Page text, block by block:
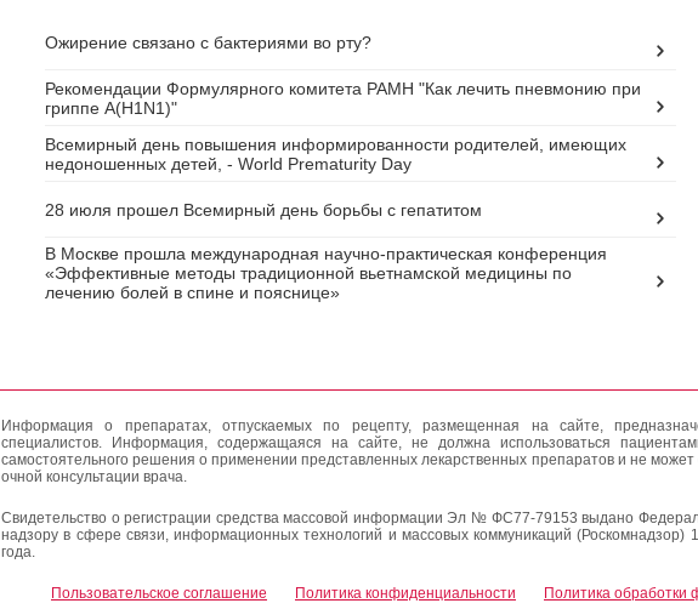
Ожирение связано с бактериями во рту?
Рекомендации Формулярного комитета РАМН "Как лечить пневмонию при
гриппе A(H1N1)"
Всемирный день повышения информированности родителей, имеющих
недоношенных детей, - World Prematurity Day
28 июля прошел Всемирный день борьбы с гепатитом
В Москве прошла международная научно-практическая конференция
«Эффективные методы традиционной вьетнамской медицины по
лечению болей в спине и пояснице»
Информация о препаратах, отпускаемых по рецепту, размещенная на сайте,
специалистов. Информация, содержащаяся на сайте, не должна использоваться
самостоятельного решения о применении представленных лекарственных препаратов и не может
очной консультации врача.
Свидетельство о регистрации средства массовой информации Эл № ФС77-79153 выдано
надзору в сфере связи, информационных технологий и массовых коммуникаций (Роскомнадзор)
года.
Пользовательское соглашение Политика конфиденциальности Политика обработки